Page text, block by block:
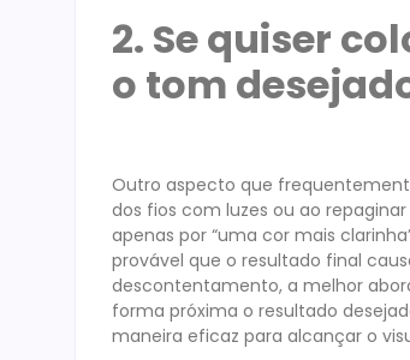
2. Se quiser
o tom
Outro aspecto que
dos fios com luzes ou ao
apenas por “uma cor mais
provável que o resultado final
descontentamento, a melhor
forma próxima o resultado
maneira eficaz para alcançar o